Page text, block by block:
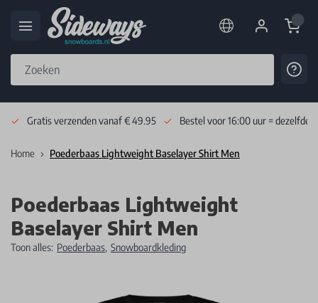
Cart
Gratis verzenden vanaf € 49.95 Bestel voor 16:00 uur = dezelfde
Home Poederbaas Lightweight Baselayer Shirt Men
Poederbaas Lightweight
Baselayer Shirt Men
Toon alles: Poederbaas, Snowboardkleding